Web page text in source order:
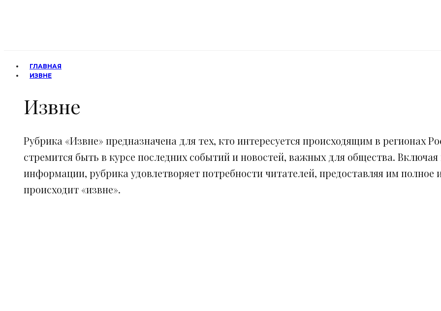
ГЛАВНАЯ
ИЗВНЕ
Извне
Рубрика «Извне» предназначена для тех, кто интересуется происходящим в регионах
стремится быть в курсе последних событий и новостей, важных для общества.
информации, рубрика удовлетворяет потребности читателей, предоставляя им полное
происходит «извне».